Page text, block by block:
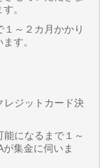
。
～２カ月かかり
す。
レジットカード決
になるまで１～
集金に伺いま